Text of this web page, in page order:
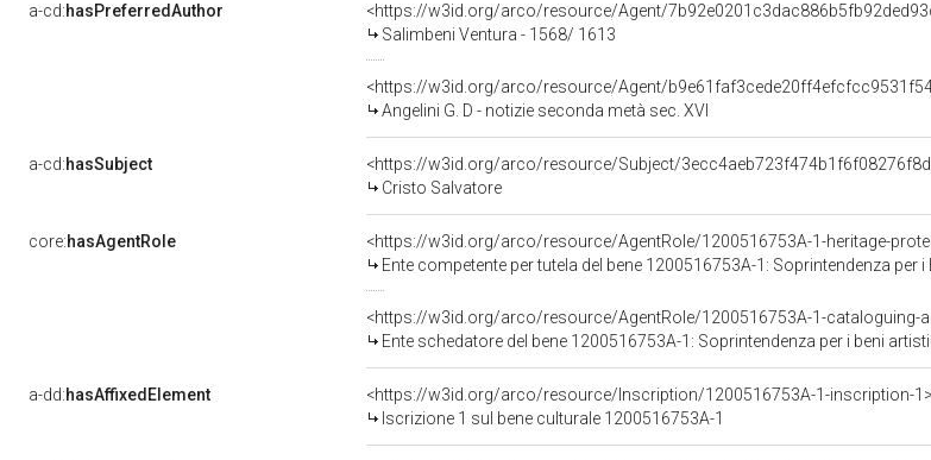
a-cd:hasPreferredAuthor
<https://w3id.org/arco/resource/Agent/
Salimbeni Ventura - 1568/ 1613
<https://w3id.org/arco/resource/Agent/
Angelini G. D - notizie seconda metà sec. XVI
a-cd:hasSubject
<https://w3id.org/arco/resource/Subject/
Cristo Salvatore
core:hasAgentRole
<https://w3id.org/arco/resource/AgentRole/1200516753A-1-heritage-
Ente competente per tutela del bene 1200516753A-1: Soprintendenza per
<https://w3id.org/arco/resource/AgentRole/1200516753A-1-cataloguing-
Ente schedatore del bene 1200516753A-1: Soprintendenza per i beni
a-dd:hasAffixedElement
<https://w3id.org/arco/resource/Inscription/1200516753A-1-inscription-1>
Iscrizione 1 sul bene culturale 1200516753A-1